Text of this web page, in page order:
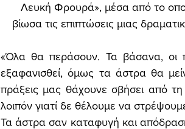
Λευκή Φρουρά», μέσα από το
βίωσα τις επιπτώσεις μιας
«Όλα θα περάσουν. Τα βάσανα, οι
εξαφανισθεί, όμως τα άστρα θα
πράξεις μας θάχουνε σβήσει από
λοιπόν γιατί δε θέλουμε να
Τα άστρα σαν καταφυγή και